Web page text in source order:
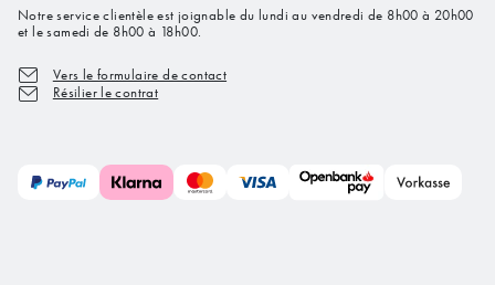
Notre service clientèle est joignable du lundi au vendredi de 8h00 à 20h00
et le samedi de 8h00 à 18h00.
Vers le formulaire de contact
Résilier le contrat